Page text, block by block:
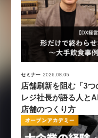
セミナー 2026.08.05
店舗刷新を阻む「3
レジ社長が語る人と
店舗のつくり方